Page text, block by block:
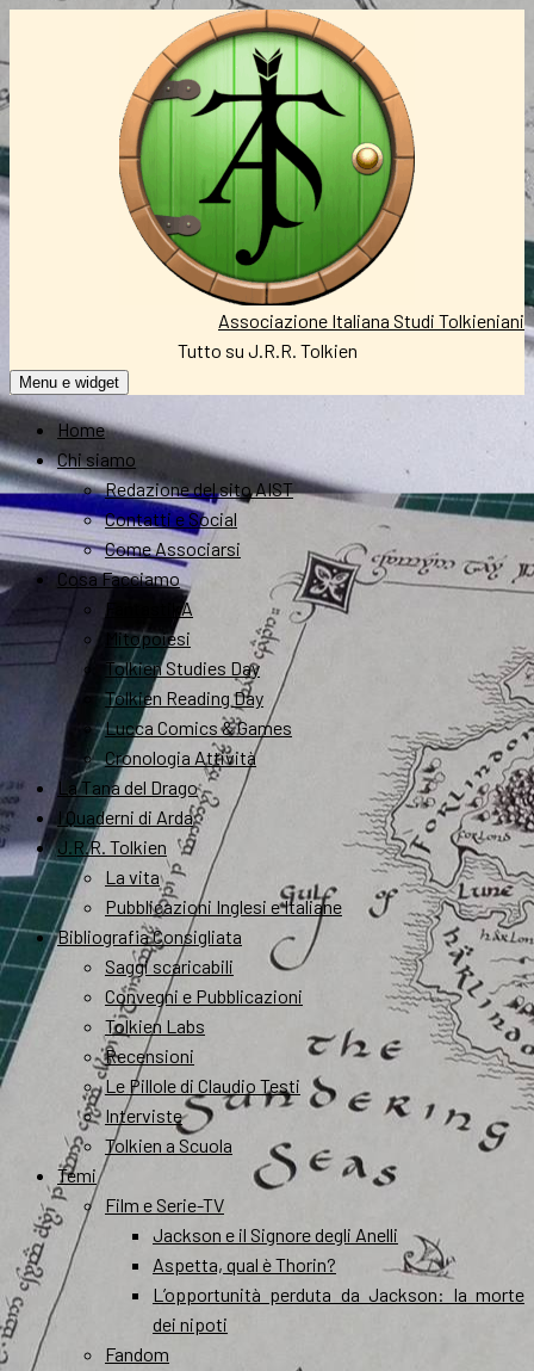
Associazione Italiana Studi Tolkieniani
Tutto su J.R.R. Tolkien
Menu e widget
Home
Chi siamo
Redazione del sito AIST
Contatti e Social
Come Associarsi
Cosa Facciamo
FantastikA
Mitopoiesi
Tolkien Studies Day
Tolkien Reading Day
Lucca Comics & Games
Cronologia Attività
La Tana del Drago
I Quaderni di Arda
J.R.R. Tolkien
La vita
Pubblicazioni Inglesi e Italiane
Bibliografia Consigliata
Saggi scaricabili
Convegni e Pubblicazioni
Tolkien Labs
Recensioni
Le Pillole di Claudio Testi
Interviste
Tolkien a Scuola
Temi
Film e Serie-TV
Jackson e il Signore degli Anelli
Aspetta, qual è Thorin?
L’opportunità perduta da Jackson: la morte
dei nipoti
Fandom